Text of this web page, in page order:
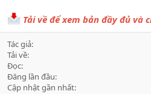
Tải về để xem bản đầy đủ và
Tác giả
Tải về
Đọc
Đăng lần đầu
Cập nhật gần nhất